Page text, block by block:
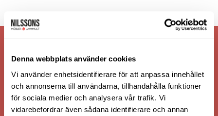
Denna webbplats använder cookies
Vi använder enhetsidentifierare för att anpassa innehållet
och annonserna till användarna, tillhandahålla funktioner
för sociala medier och analysera vår trafik. Vi
vidarebefordrar även sådana identifierare och annan